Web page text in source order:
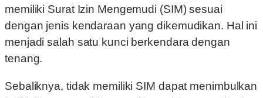
memiliki Surat Izin Mengemudi (SIM) sesuai
dengan jenis kendaraan yang dikemudikan. Hal ini
menjadi salah satu kunci berkendara dengan
tenang.
Sebaliknya, tidak memiliki SIM dapat menimbulkan